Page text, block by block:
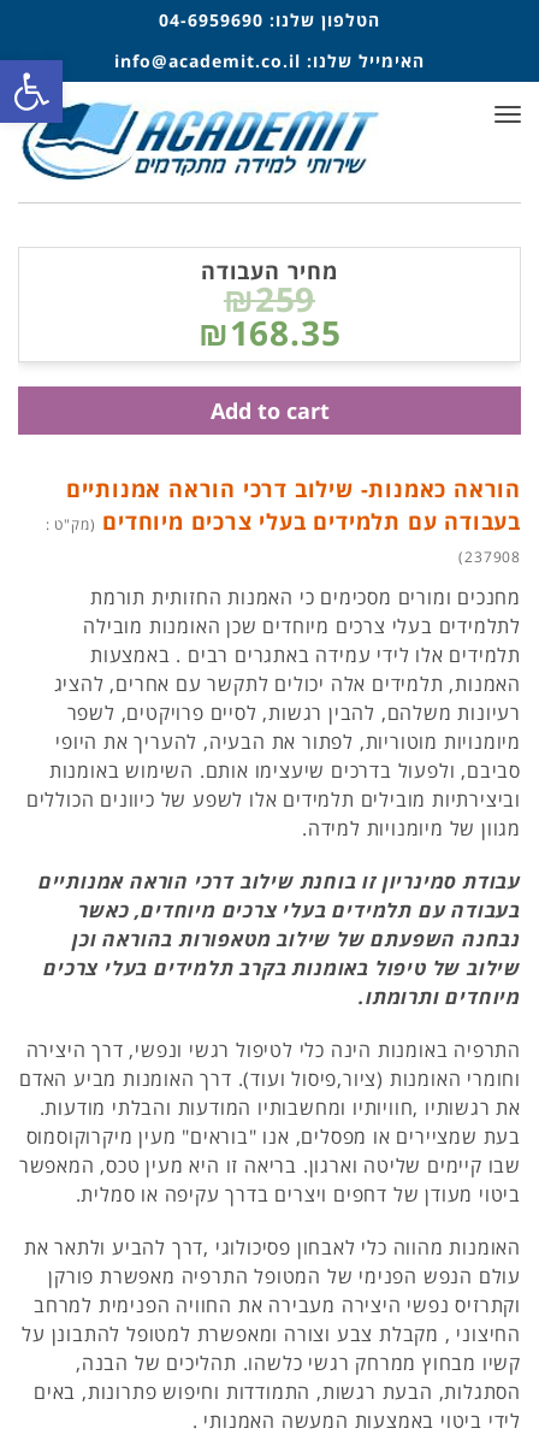
הטלפון שלנו: 04-6959690
האימייל שלנו: info@academit.co.il
תפריט
הוראה כאמנות- שילוב דרכי הוראה אמנותיים
בעבודה עם תלמידים בעלי צרכים מיוחדים (מק"ט :
237908)
מחנכים ומורים מסכימים כי האמנות החזותית תורמת
לתלמידים בעלי צרכים מיוחדים שכן האומנות מובילה
תלמידים אלו לידי עמידה באתגרים רבים . באמצעות
האמנות, תלמידים אלה יכולים לתקשר עם אחרים, להציג
רעיונות משלהם, להבין רגשות, לסיים פרויקטים, לשפר
מיומנויות מוטוריות, לפתור את הבעיה, להעריך את היופי
סביבם, ולפעול בדרכים שיעצימו אותם. השימוש באומנות
וביצירתיות מובילים תלמידים אלו לשפע של כיוונים הכוללים
מגוון של מיומנויות למידה.
עבודת סמינריון זו בוחנת שילוב דרכי הוראה אמנותיים
בעבודה עם תלמידים בעלי צרכים מיוחדים, כאשר
נבחנה השפעתם של שילוב מטאפורות בהוראה וכן
שילוב של טיפול באומנות בקרב תלמידים בעלי צרכים
מיוחדים ותרומתו.
התרפיה באומנות הינה כלי לטיפול רגשי ונפשי, דרך היצירה
וחומרי האומנות (ציור,פיסול ועוד). דרך האומנות מביע האדם
את רגשותיו ,חוויותיו ומחשבותיו המודעות והבלתי מודעות.
בעת שמציירים או מפסלים, אנו "בוראים" מעין מיקרוקוסמוס
שבו קיימים שליטה וארגון. בריאה זו היא מעין טכס, המאפשר
ביטוי מעודן של דחפים ויצרים בדרך עקיפה או סמלית.
האומנות מהווה כלי לאבחון פסיכולוגי ,דרך להביע ולתאר את
עולם הנפש הפנימי של המטופל התרפיה מאפשרת פורקן
וקתרזיס נפשי היצירה מעבירה את החוויה הפנימית למרחב
החיצוני , מקבלת צבע וצורה ומאפשרת למטופל להתבונן על
קשיו מבחוץ ממרחק רגשי כלשהו. תהליכים של הבנה,
הסתגלות, הבעת רגשות, התמודדות וחיפוש פתרונות, באים
לידי ביטוי באמצעות המעשה האמנותי .
מחיר העבודה
₪259
₪168.35
Add to cart
פתח